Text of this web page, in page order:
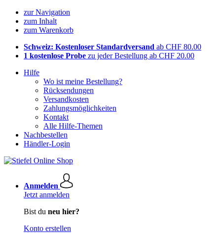
zur Navigation
zum Inhalt
zum Warenkorb
Schweiz: Kostenloser Standardversand ab CHF 80.00
1 kostenlose Probe zu jeder Bestellung ab CHF 20.00
Hilfe
Wo ist meine Bestellung?
Rücksendungen
Versandkosten
Zahlungsmöglichkeiten
Kontakt
Alle Hilfe-Themen
Nachbestellen
Händler-Login
Anmelden
Jetzt anmelden
Bist du neu hier?
Konto erstellen